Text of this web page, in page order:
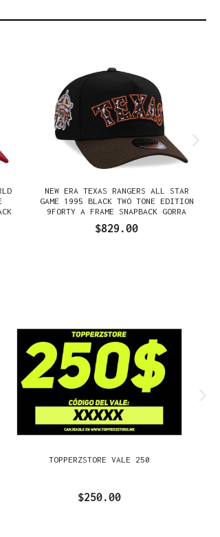
NEW ERA TEXAS RANGERS ALL STAR
GAME 1995 BLACK TWO TONE EDITION
9FORTY A FRAME SNAPBACK GORRA
$829.00
TOPPERZSTORE VALE 250
$250.00